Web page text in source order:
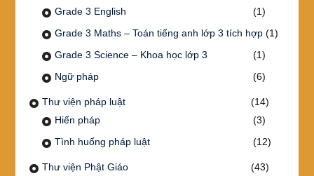
Grade 3 English
(1)
Grade 3 Maths – Toán tiếng anh lớp 3 tích hợp(1)
Grade 3 Science – Khoa học lớp 3
(1)
Ngữ pháp
(6)
Thư viện pháp luật
(14)
Hiến pháp
(3)
Tình huống pháp luật
(12)
Thư viện Phật Giáo
(43)